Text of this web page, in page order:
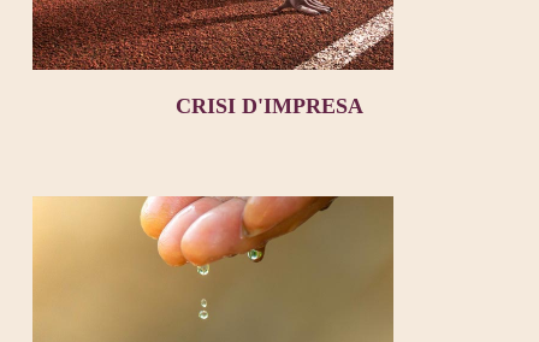
CRISI D'IMPRESA